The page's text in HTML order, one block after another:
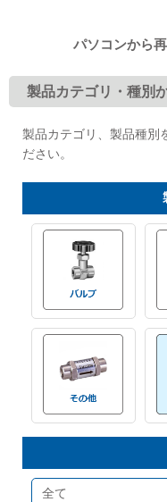
バルブと継手のき
説明会・講習会
ログイン
会社情報
Corporate Blog
採用情報
パソコンから
製品カテゴリ・種別
製品カテゴリ、製品種別
ださい。